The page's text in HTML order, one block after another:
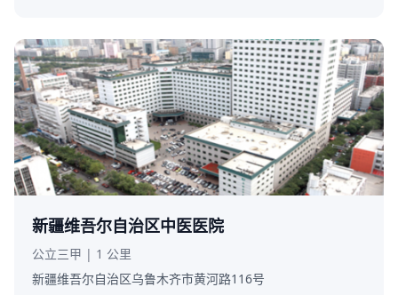
新疆维吾尔自治区中医医院
公立三甲 | 1 公里
新疆维吾尔自治区乌鲁木齐市黄河路116号